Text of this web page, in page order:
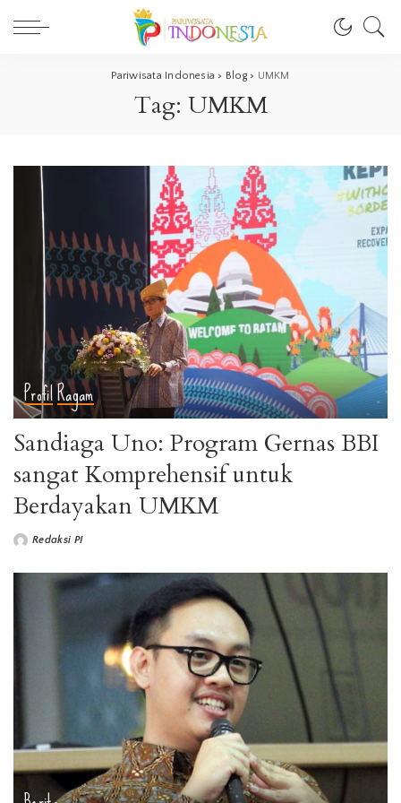
Pariwisata Indonesia > Blog> UMKM
Tag: UMKM
ProfilRagam
Sandiaga Uno: Program Gernas BBI
sangat Komprehensif untuk
Berdayakan UMKM
Redaksi PI